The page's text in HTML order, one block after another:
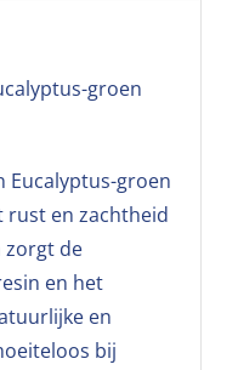
groen
Eucalyptus-groen
en zachtheid
zorgt de
en het
en
bij